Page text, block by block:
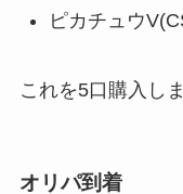
ピカチュウ
これを5口購入し
オリパ到着